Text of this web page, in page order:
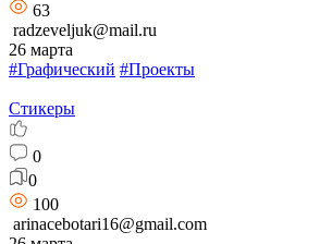
63
radzeveljuk@mail.ru
26 марта
#Графический #Проекты
Стикеры
0
0
100
arinacebotari16@gmail.com